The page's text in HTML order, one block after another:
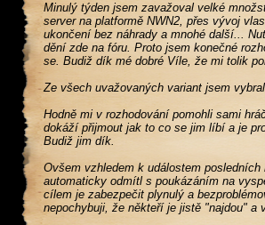
Minulý týden jsem zavažoval velké
server na platformě NWN2, přes vývoj
ukončení bez náhrady a mnohé další...
dění zde na fóru. Proto jsem konečné
se. Budiž dík mé dobré Víle, že mi tolik
Ze všech uvažovaných variant jsem
Hodně mi v rozhodování pomohli sami
dokáží přijmout jak to co se jim líbí a je
Budiž jim dík.
Ovšem vzhledem k událostem
automaticky odmítl s poukázáním na
cílem je zabezpečit plynulý a
nepochybuji, že někteří je jistě "najdou" a